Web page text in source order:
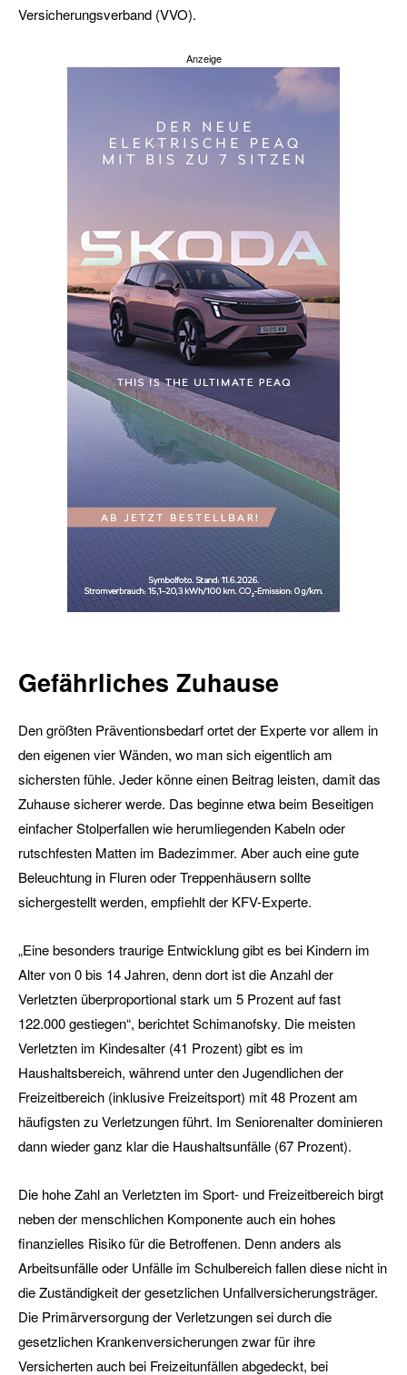
Versicherungsverband (VVO).
Anzeige
Gefährliches Zuhause
Den größten Präventionsbedarf ortet der Experte vor allem in
den eigenen vier Wänden, wo man sich eigentlich am
sichersten fühle. Jeder könne einen Beitrag leisten, damit das
Zuhause sicherer werde. Das beginne etwa beim Beseitigen
einfacher Stolperfallen wie herumliegenden Kabeln oder
rutschfesten Matten im Badezimmer. Aber auch eine gute
Beleuchtung in Fluren oder Treppenhäusern sollte
sichergestellt werden, empfiehlt der KFV-Experte.
„Eine besonders traurige Entwicklung gibt es bei Kindern im
Alter von 0 bis 14 Jahren, denn dort ist die Anzahl der
Verletzten überproportional stark um 5 Prozent auf fast
122.000 gestiegen“, berichtet Schimanofsky. Die meisten
Verletzten im Kindesalter (41 Prozent) gibt es im
Haushaltsbereich, während unter den Jugendlichen der
Freizeitbereich (inklusive Freizeitsport) mit 48 Prozent am
häufigsten zu Verletzungen führt. Im Seniorenalter dominieren
dann wieder ganz klar die Haushaltsunfälle (67 Prozent).
Die hohe Zahl an Verletzten im Sport- und Freizeitbereich birgt
neben der menschlichen Komponente auch ein hohes
finanzielles Risiko für die Betroffenen. Denn anders als
Arbeitsunfälle oder Unfälle im Schulbereich fallen diese nicht in
die Zuständigkeit der gesetzlichen Unfallversicherungsträger.
Die Primärversorgung der Verletzungen sei durch die
gesetzlichen Krankenversicherungen zwar für ihre
Versicherten auch bei Freizeitunfällen abgedeckt, bei